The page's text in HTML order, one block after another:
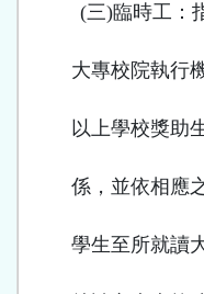
(三)臨時工：
大專校院執行
以上學校獎助
係，並依相應
學生至所就讀